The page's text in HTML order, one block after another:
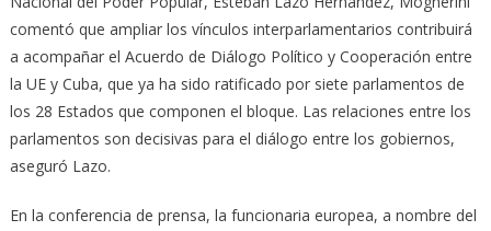
comentó que ampliar los vínculos interparlamentarios contribuirá
a acompañar el Acuerdo de Diálogo Político y Cooperación entre
la UE y Cuba, que ya ha sido ratificado por siete parlamentos de
los 28 Estados que componen el bloque. Las relaciones entre los
parlamentos son decisivas para el diálogo entre los gobiernos,
aseguró Lazo.
En la conferencia de prensa, la funcionaria europea, a nombre del